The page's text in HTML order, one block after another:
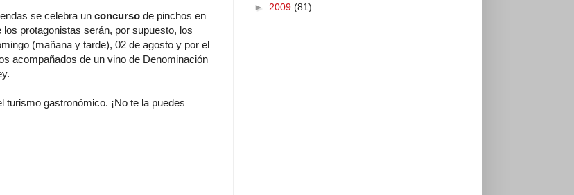
se celebra un concurso de pinchos en
los protagonistas serán, por supuesto, los
(mañana y tarde), 02 de agosto y por el
acompañados de un vino de Denominación
turismo gastronómico. ¡No te la puedes
► 2009 (81)